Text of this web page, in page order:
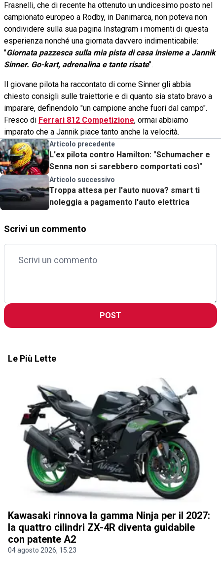
Frasnelli, che di recente ha ottenuto un undicesimo posto nel
campionato europeo a Rodby, in Danimarca, non poteva non
condividere sulla sua pagina Instagram i momenti di questa
esperienza nonché una giornata davvero indimenticabile:
"Giornata pazzesca sulla mia pista di casa insieme a Jannik
Sinner. Go-kart, adrenalina e tante risate".
Il giovane pilota ha raccontato di come Sinner gli abbia
chiesto consigli sulle traiettorie e di quanto sia stato bravo a
imparare, definendolo "un campione anche fuori dal campo".
Fresco di Ferrari 812 Competizione, ormai abbiamo
imparato che a Jannik piace tanto anche la velocità.
Articolo precedente
L'ex pilota contro Hamilton: "Schumacher e
Senna non si sarebbero comportati così"
Articolo successivo
Troppa attesa per l'auto nuova? smart ti
noleggia a pagamento l'auto elettrica
Scrivi un commento
POST
Le Più Lette
Kawasaki rinnova la gamma Ninja per il 2027:
la quattro cilindri ZX-4R diventa guidabile
con patente A2
04 agosto 2026, 15.23